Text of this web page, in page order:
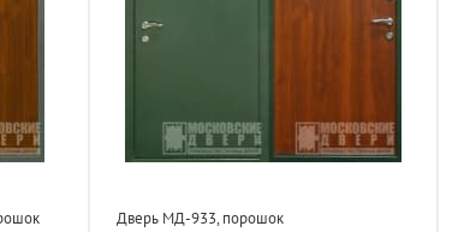
Дверь МД-933, порошок